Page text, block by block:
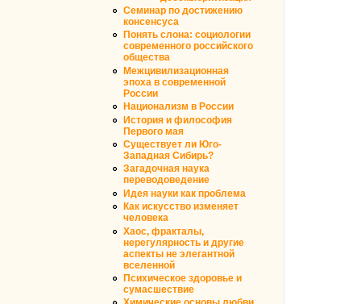
Семинар по достижению
консенсуса
Понять слона: социологии
современного российского
общества
Межцивилизационная
эпоха в современной
России
Национализм в России
История и философия
Первого мая
Существует ли Юго-
Западная Сибирь?
Загадочная наука
переводоведение
Идея науки как проблема
Как искусство изменяет
человека
Хаос, фракталы,
нерегулярность и другие
аспекты не элегантной
вселенной
Психическое здоровье и
сумасшествие